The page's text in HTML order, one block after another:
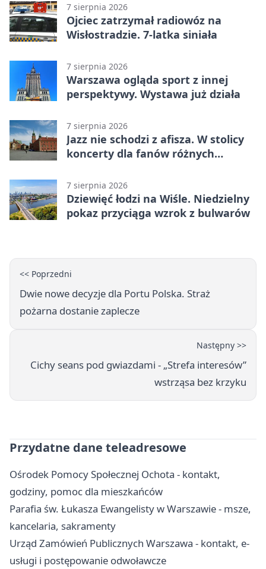
7 sierpnia 2026
Ojciec zatrzymał radiowóz na
Wisłostradzie. 7-latka siniała
7 sierpnia 2026
Warszawa ogląda sport z innej
perspektywy. Wystawa już działa
7 sierpnia 2026
Jazz nie schodzi z afisza. W stolicy
koncerty dla fanów różnych
7 sierpnia 2026
Dziewięć łodzi na Wiśle. Niedzielny
pokaz przyciąga wzrok z bulwarów
<< Poprzedni
Dwie nowe decyzje dla Portu Polska. Straż
pożarna dostanie zaplecze
Następny >>
Cichy seans pod gwiazdami - „Strefa interesów”
wstrząsa bez krzyku
Przydatne dane teleadresowe
Ośrodek Pomocy Społecznej Ochota - kontakt,
godziny, pomoc dla mieszkańców
Parafia św. Łukasza Ewangelisty w Warszawie - msze,
kancelaria, sakramenty
Urząd Zamówień Publicznych Warszawa - kontakt, e-
usługi i postępowanie odwoławcze